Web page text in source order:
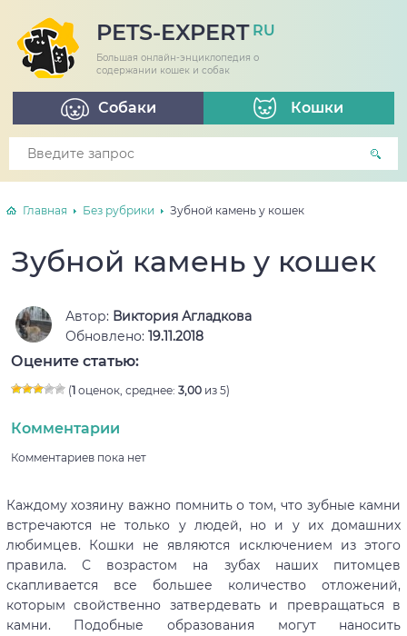
PETS-EXPERT RU
Большая онлайн-энциклопедия о
содержании кошек и собак
Собаки Кошки
Главная Без рубрики Зубной камень у кошек
Зубной камень у кошек
Автор: Виктория Агладкова
Обновлено: 19.11.2018
Оцените статью:
(1оценок, среднее: 3,00из 5)
Комментарии
Комментариев пока нет
Каждому хозяину важно помнить о том, что зубные камни
встречаются не только у людей, но и у их домашних
любимцев. Кошки не являются исключением из этого
правила. С возрастом на зубах наших питомцев
скапливается все большее количество отложений,
которым свойственно затвердевать и превращаться в
камни. Подобные образования могут наносить